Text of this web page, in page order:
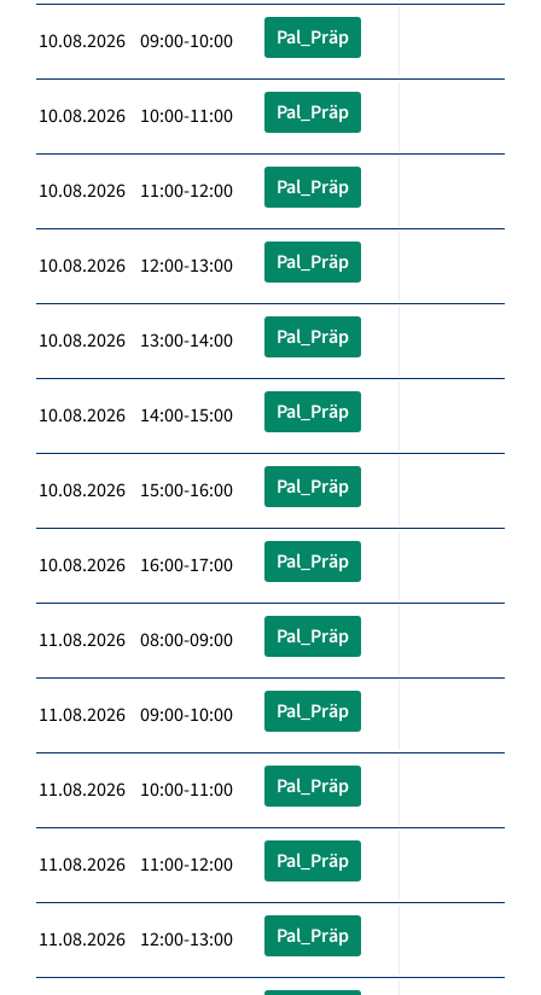
10.08.2026 09:00-10:00 Pal_Präp
10.08.2026 10:00-11:00 Pal_Präp
10.08.2026 11:00-12:00 Pal_Präp
10.08.2026 12:00-13:00 Pal_Präp
10.08.2026 13:00-14:00 Pal_Präp
10.08.2026 14:00-15:00 Pal_Präp
10.08.2026 15:00-16:00 Pal_Präp
10.08.2026 16:00-17:00 Pal_Präp
11.08.2026 08:00-09:00 Pal_Präp
11.08.2026 09:00-10:00 Pal_Präp
11.08.2026 10:00-11:00 Pal_Präp
11.08.2026 11:00-12:00 Pal_Präp
11.08.2026 12:00-13:00 Pal_Präp